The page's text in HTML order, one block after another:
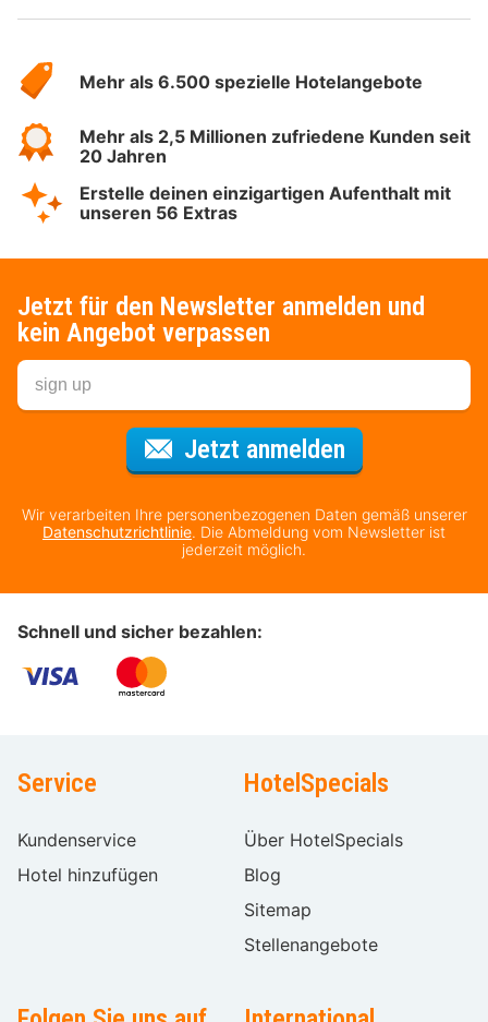
Hotelspecials
Mehr als 6.500 spezielle Hotelangebote
Mehr als 2,5 Millionen zufriedene Kunden seit
20 Jahren
Erstelle deinen einzigartigen Aufenthalt mit
unseren 56 Extras
Jetzt für den Newsletter anmelden und
kein Angebot verpassen
Jetzt anmeldenFür den
Wir verarbeiten Ihre personenbezogenen Daten gemäß unserer
Datenschutzrichtlinie. Die Abmeldung vom Newsletter ist
jederzeit möglich.
Schnell und sicher bezahlen:
Service
Kundenservice
Hotel hinzufügen
HotelSpecials
Über HotelSpecials
Blog
Sitemap
Stellenangebote